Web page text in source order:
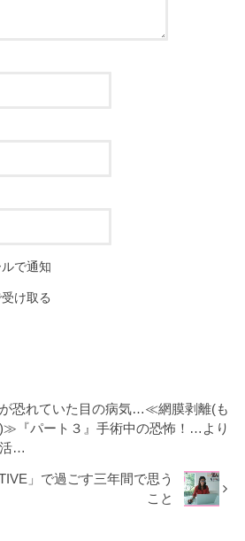
で通知
け取る
恐れていた目の病気…≪網膜剥離(も
『パート３』手術中の恐怖！…より
活…
」で過ごす三年間で思う
こと